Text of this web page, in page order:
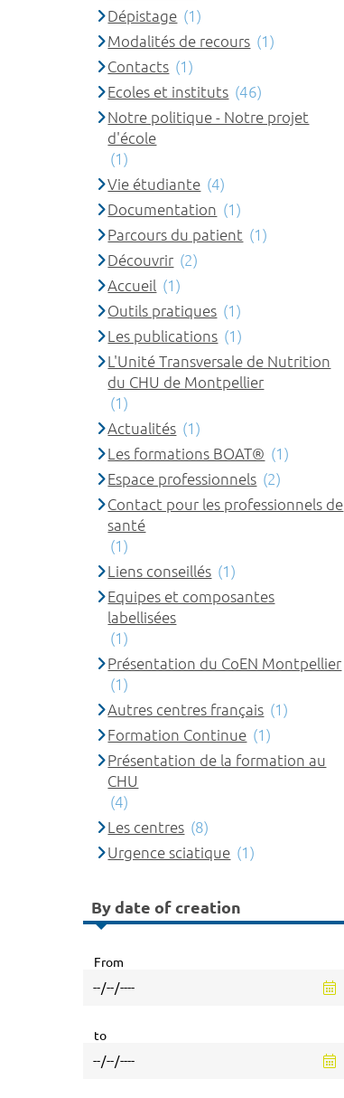
Dépistage (1)
Modalités de recours (1)
Contacts (1)
Ecoles et instituts (46)
Notre politique - Notre projet
d'école
(1)
Vie étudiante (4)
Documentation (1)
Parcours du patient (1)
Découvrir (2)
Accueil (1)
Outils pratiques (1)
Les publications (1)
L'Unité Transversale de Nutrition
du CHU de Montpellier
(1)
Actualités (1)
Les formations BOAT® (1)
Espace professionnels (2)
Contact pour les professionnels de
santé
(1)
Liens conseillés (1)
Equipes et composantes
labellisées
(1)
Présentation du CoEN Montpellier
(1)
Autres centres français (1)
Formation Continue (1)
Présentation de la formation au
CHU
(4)
Les centres (8)
Urgence sciatique (1)
By date of creation
From
to